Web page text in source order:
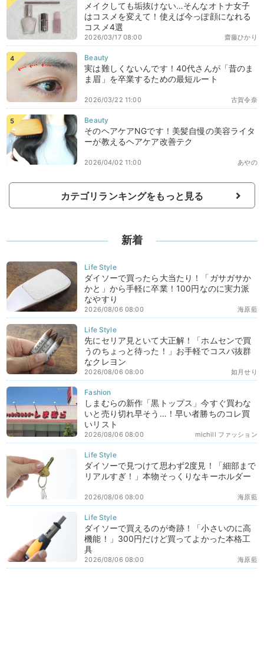
メイクしても垢抜けない…そんなオトナ女子
はコスメを変えて！使えば今っぽ顔になれる
コスメ4選
齋藤ひかり
2026/03/17 08:00
実は難しくないんです！40代さんが「昔のま
ま眉」を卒業するための最短ルート
古賀令奈
2026/03/22 11:00
そのヘアケアNGです！美髪自慢の美容ライタ
ーが教えるヘアケア改善テク
あやの
2026/04/02 11:00
カテゴリランキングをもっと見る
新着
ダイソーで買ったら大当たり！「ガサガサか
かと」から手軽に卒業！100円なのに実力派
なやすり
海原藍
2026/08/06 08:00
先にセリア見といて大正解！「ホムセンで買
うのちょっと待った！」お手軽でコスパ抜群
なクレヨン
如月せり
2026/08/06 08:00
しまむらの新作「黒トップス」今すぐ買わな
いと売り切れ早そう…！早い者勝ちのコレ買
いリスト
michill ファッション
2026/08/06 08:00
ダイソーで見つけて思わず2度見！「細部まで
リアルすぎ！」本物そっくりなキーホルダー
海原藍
2026/08/06 08:00
ダイソーで買えるのが奇跡！「小さいのに高
機能！」300円だけど買ってよかった本格工
具
海原藍
2026/08/06 08:00